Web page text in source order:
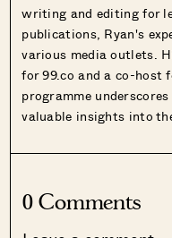
writing and editing for
publications, Ryan's
various media outlets.
for 99.co and a co-host
programme
valuable insights into
0 Comments